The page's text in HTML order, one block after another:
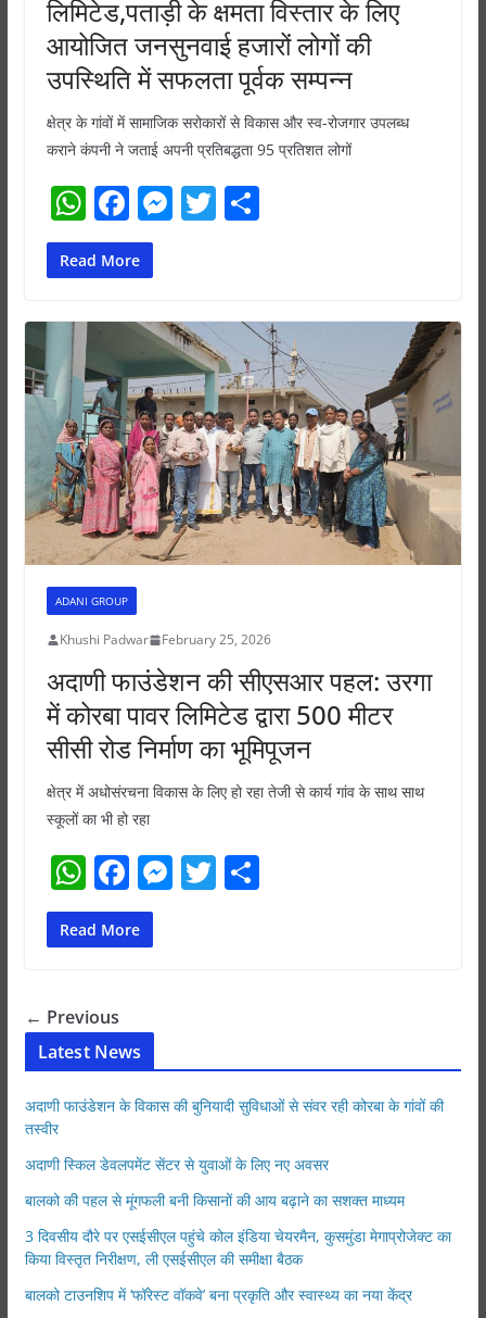
लिमिटेड,पताड़ी के क्षमता विस्तार के लिए
आयोजित जनसुनवाई हजारों लोगों की
उपस्थिति में सफलता पूर्वक सम्पन्न
क्षेत्र के गांवों में सामाजिक सरोकारों से विकास और स्व-रोजगार उपलब्ध
कराने कंपनी ने जताई अपनी प्रतिबद्धता 95 प्रतिशत लोगों
W
h
at
A
p
p
F
a
c
b
o
o
k
M
n
g
er
T S
Read More
ADANI GROUP
Khushi Padwar February 25, 2026
अदाणी फाउंडेशन की सीएसआर पहल: उरगा
में कोरबा पावर लिमिटेड द्वारा 500 मीटर
सीसी रोड निर्माण का भूमिपूजन
क्षेत्र में अधोसंरचना विकास के लिए हो रहा तेजी से कार्य⁠ गांव के साथ साथ
स्कूलों का भी हो रहा
W
h
at
A
p
p
F
a
c
o
o
k
M
er
T S
Read More
← Previous
Latest News
अदाणी फाउंडेशन के विकास की बुनियादी सुविधाओं से संवर रही कोरबा के गांवों की
तस्वीर
अदाणी स्किल डेवलपमेंट सेंटर से युवाओं के लिए नए अवसर
बालको की पहल से मूंगफली बनी किसानों की आय बढ़ाने का सशक्त माध्यम
3 दिवसीय दौरे पर एसईसीएल पहुंचे कोल इंडिया चेयरमैन, कुसमुंडा मेगाप्रोजेक्ट का
किया विस्तृत निरीक्षण, ली एसईसीएल की समीक्षा बैठक
बालको टाउनशिप में ‘फॉरेस्ट वॉकवे’ बना प्रकृति और स्वास्थ्य का नया केंद्र